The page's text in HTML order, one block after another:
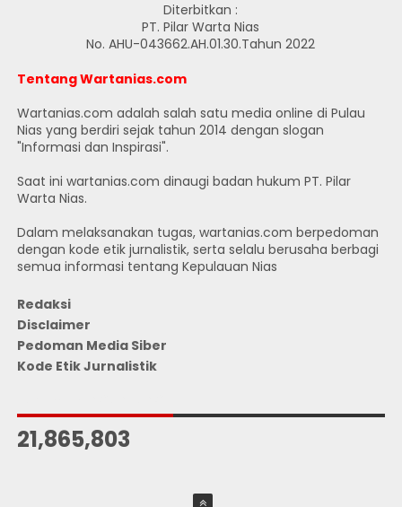
Diterbitkan :
PT. Pilar Warta Nias
No. AHU-043662.AH.01.30.Tahun 2022
Tentang Wartanias.com
Wartanias.com adalah salah satu media online di Pulau
Nias yang berdiri sejak tahun 2014 dengan slogan
"Informasi dan Inspirasi".
Saat ini wartanias.com dinaugi badan hukum PT. Pilar
Warta Nias.
Dalam melaksanakan tugas, wartanias.com berpedoman
dengan kode etik jurnalistik, serta selalu berusaha berbagi
semua informasi tentang Kepulauan Nias
Redaksi
Disclaimer
Pedoman Media Siber
Kode Etik Jurnalistik
21,865,803